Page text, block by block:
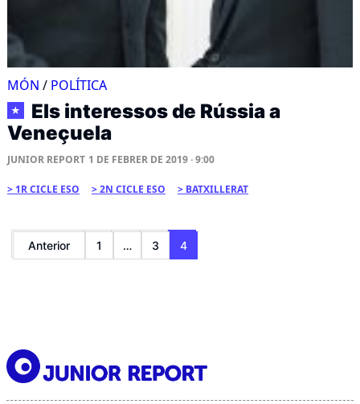
MÓN / POLÍTICA
★
Els interessos de Rússia a
Veneçuela
JUNIOR REPORT 1 DE FEBRER DE 2019 · 9:00
1R CICLE ESO 2N CICLE ESO BATXILLERAT
Paginació
de
Anterior 1 … 3 4